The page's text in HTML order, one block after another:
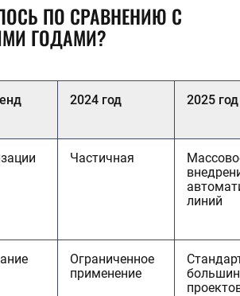
ПО СРАВНЕНИЮ С
ГОДАМИ?
2024 год 2025 год
Частичная
линий
Ограниченное
применение